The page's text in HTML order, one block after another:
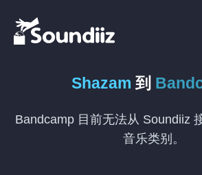
Shazam 到
Bandcamp 目前无法从 Soundiiz
音乐类别。